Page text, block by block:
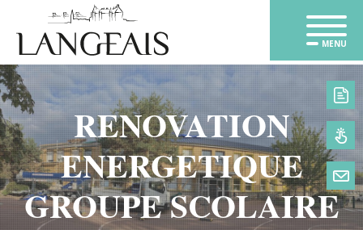
MENU
RENOVATION
ENERGETIQUE
GROUPE SCOLAIRE